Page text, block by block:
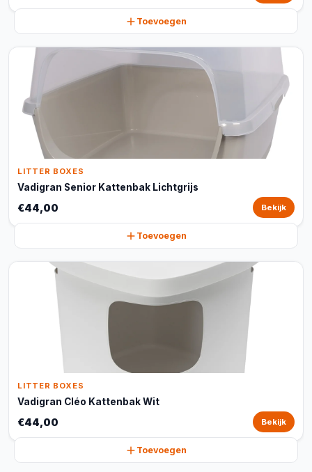
Toevoegen
LITTER BOXES
Vadigran Senior Kattenbak Lichtgrijs
€44,00 Bekijk
Toevoegen
LITTER BOXES
Vadigran Cléo Kattenbak Wit
€44,00 Bekijk
Toevoegen